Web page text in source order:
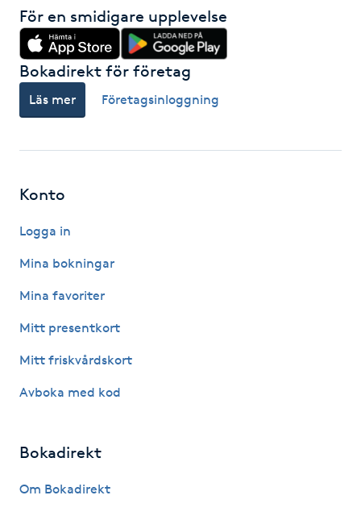
H
Hatha Yoga
Headspa
HIFU
Hollywood Peel
Hot yoga
Huduppstramning
Hudvård
För en smidigare upplevelse
Bokadirekt för företag
Läs mer Företagsinloggning
Konto
Logga in
Mina bokningar
Mina favoriter
Mitt presentkort
Mitt friskvårdskort
Avboka med kod
Bokadirekt
Om Bokadirekt